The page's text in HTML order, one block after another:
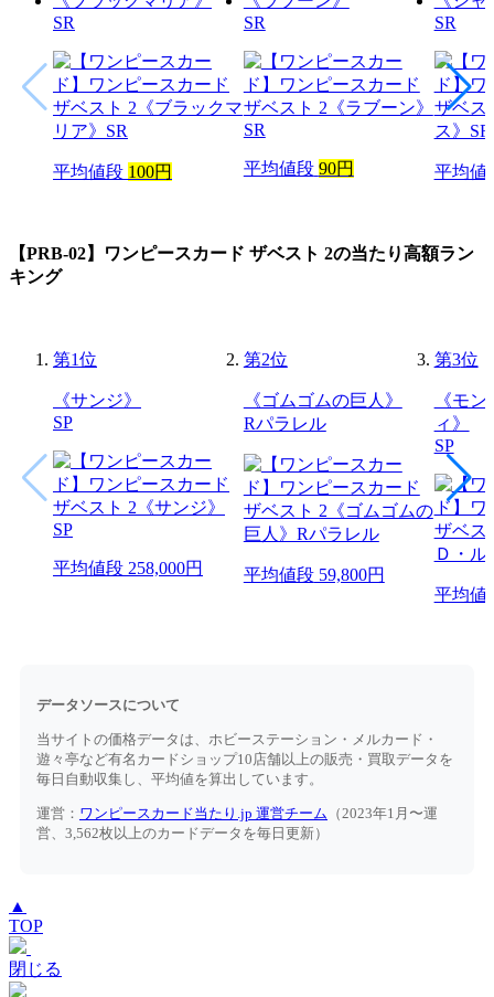
SR
平均値段 100円
SR
平均値段 90円
SR
平均値
【PRB-02】ワンピースカード ザベスト 2の当たり高額ラン
キング
第1位
《サンジ》
SP
平均値段 258,000円
第2位
《ゴムゴムの巨人》
Rパラレル
平均値段59,800円
第3位
《モ
ィ》
SP
平均値
データソースについて
当サイトの価格データは、ホビーステーション・メルカード・
遊々亭など有名カードショップ10店舗以上の販売・買取データを
毎日自動収集し、平均値を算出しています。
運営： ワンピースカード当たり.jp 運営チーム （2023年1月〜運
営、3,562枚以上のカードデータを毎日更新）
▲
TOP
閉じる